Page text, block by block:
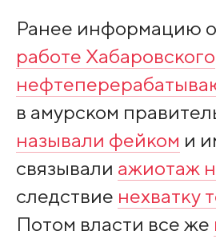
Ранее информацию о
работе Хабаровского
в амурском
называли фейком и
связывали ажиотаж
следствие нехватку
Потом власти все же